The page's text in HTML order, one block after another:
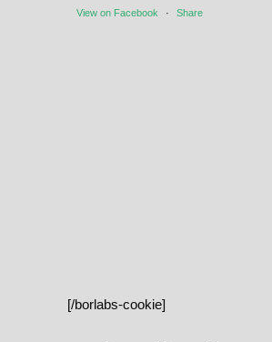
View on Facebook · Share
[/borlabs-cookie]